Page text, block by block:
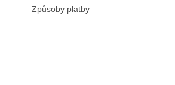
Způsoby platby